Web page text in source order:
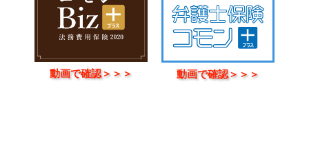
動画で確認＞＞＞ 動画で確認＞＞＞